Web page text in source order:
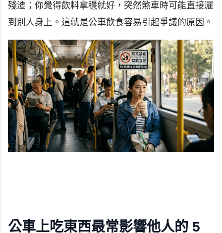
殘渣；你覺得飲料拿穩就好，突然煞車時可能直接灑
到別人身上。這就是公車飲食容易引起爭議的原因。
公車上吃東西最常影響他人的 5